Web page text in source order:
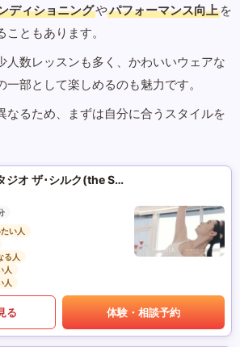
ディショニングやパフォーマンス向上 を
ともあります。
人数レッスンも多く、かわいいウェアな
一部として楽しめるのも魅力です。
なるため、まずは自分に合うスタイルを
マシンピラティススタジオ ザ･シルク(the SILK)
い人
る人
人
人
る 体験・相談予約